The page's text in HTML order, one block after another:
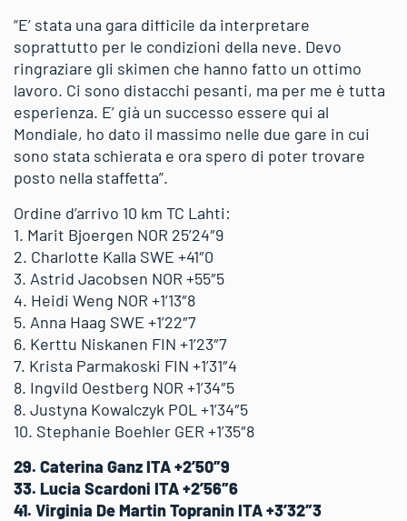
“E’ stata una gara difficile da interpretare
soprattutto per le condizioni della neve. Devo
ringraziare gli skimen che hanno fatto un ottimo
lavoro. Ci sono distacchi pesanti, ma per me è tutta
esperienza. E’ già un successo essere qui al
Mondiale, ho dato il massimo nelle due gare in cui
sono stata schierata e ora spero di poter trovare
posto nella staffetta”.
Ordine d’arrivo 10 km TC Lahti:
1. Marit Bjoergen NOR 25’24″9
2. Charlotte Kalla SWE +41″0
3. Astrid Jacobsen NOR +55″5
4. Heidi Weng NOR +1’13″8
5. Anna Haag SWE +1’22″7
6. Kerttu Niskanen FIN +1’23″7
7. Krista Parmakoski FIN +1’31″4
8. Ingvild Oestberg NOR +1’34″5
8. Justyna Kowalczyk POL +1’34″5
10. Stephanie Boehler GER +1’35″8
29. Caterina Ganz ITA +2’50″9
33. Lucia Scardoni ITA +2’56″6
41. Virginia De Martin Topranin ITA +3’32″3